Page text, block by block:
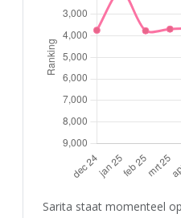
Sarita staat momenteel